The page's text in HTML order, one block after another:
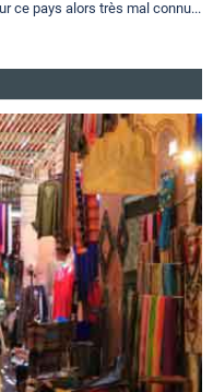
ce pays alors très mal connu...